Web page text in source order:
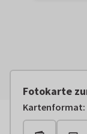
Fotokarte
Kartenformat:
Ab:€ 2,99Exkl.